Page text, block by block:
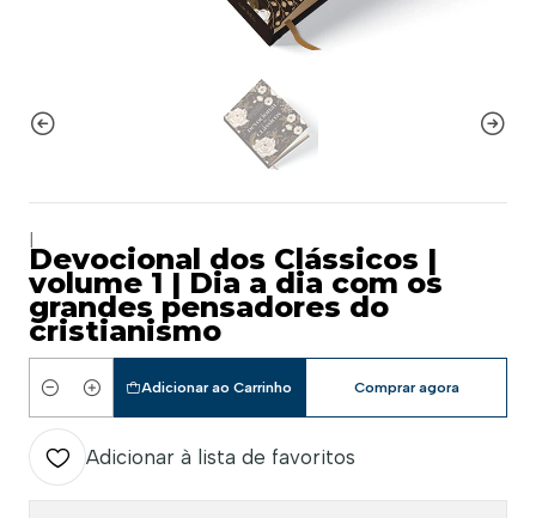
Devocional dos Clássicos |
volume 1 | Dia a dia com os
grandes pensadores do
cristianismo
Quantidade
Adicionar ao Carrinho Comprar agora
Adicionar à lista de favoritos